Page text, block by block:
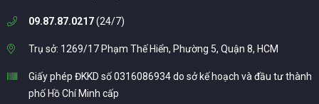
09.87.87.0217(24/7)
Trụ sở: 1269/17 Phạm Thế Hiển, Phường 5, Quận 8, HCM
Giấy phép ĐKKD số 0316086934 do sở kế hoạch và đầu tư thành
phố Hồ Chí Minh cấp